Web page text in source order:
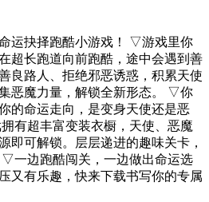
运抉择跑酷小游戏！ ▽游戏里你
超长跑道向前跑酷，途中会遇到善
良路人、拒绝邪恶诱惑，积累天使
恶魔力量，解锁全新形态。 ▽你
的命运走向，是变身天使还是恶
有超丰富变装衣橱，天使、恶魔
即可解锁。层层递进的趣味关卡，
一边跑酷闯关，一边做出命运选
又有乐趣，快来下载书写你的专属